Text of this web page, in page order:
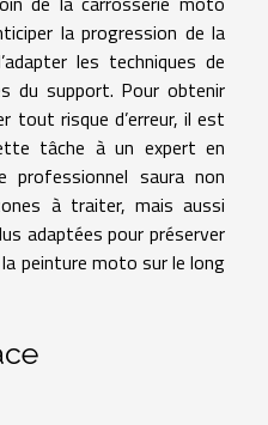
la progression de la
les techniques de
du support. Pour obtenir
tout risque d’erreur, il est
tâche à un expert en
professionnel saura non
à traiter, mais aussi
adaptées pour préserver
peinture moto sur le long